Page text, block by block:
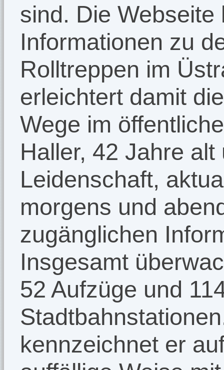
sind. Die
Informationen zu
Rolltreppen im
erleichtert damit
Wege im
Haller, 42 Jahre
Leidenschaft,
morgens und
zugänglichen
Insgesamt
52 Aufzüge und
kennzeichnet er